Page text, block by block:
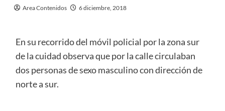
Area Contenidos 6 diciembre, 2018
En su recorrido del móvil policial por la zona sur
de la cuidad observa que por la calle circulaban
dos personas de sexo masculino con dirección de
norte a sur.